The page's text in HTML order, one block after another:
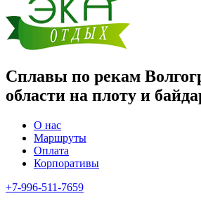
Сплавы по рекам
области на плоту и
О нас
Маршруты
Оплата
Корпоративы
+7-996-511-7659